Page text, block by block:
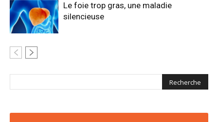
Le foie trop gras, une maladie
silencieuse